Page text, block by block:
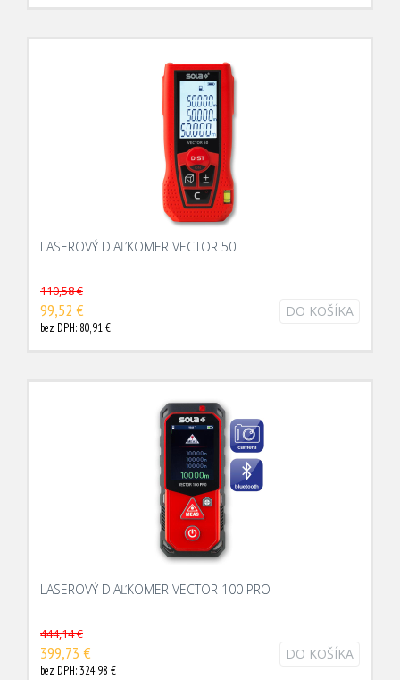
LASEROVÝ DIAĽKOMER VECTOR 50
110,58 €
99,52 €
bez DPH: 80,91 €
DO KOŠÍKA
LASEROVÝ DIAĽKOMER VECTOR 100 PRO
444,14 €
399,73 €
bez DPH: 324,98 €
DO KOŠÍKA